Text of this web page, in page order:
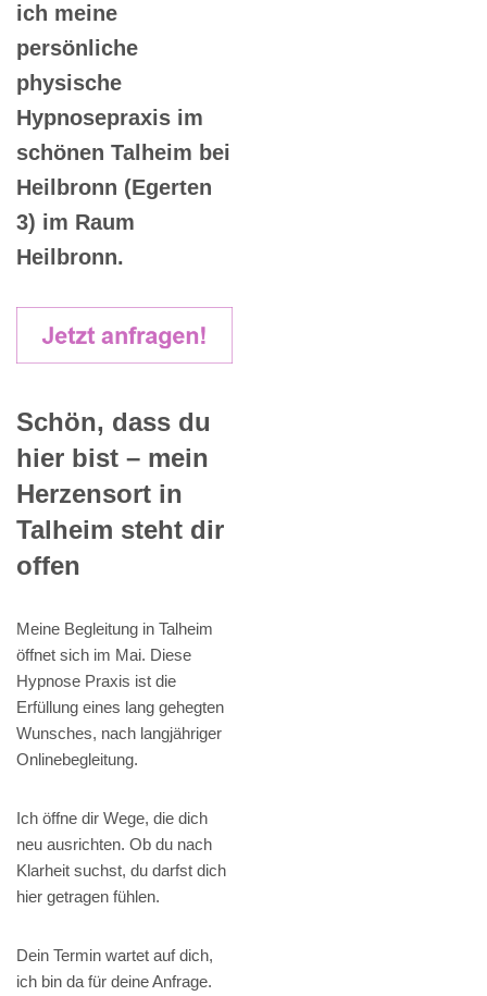
ich meine
persönliche
physische
Hypnosepraxis im
schönen Talheim bei
Heilbronn (Egerten
3) im Raum
Heilbronn.
Schön, dass du
hier bist – mein
Herzensort in
Talheim steht dir
offen
Meine Begleitung in Talheim
öffnet sich im Mai. Diese
Hypnose Praxis ist die
Erfüllung eines lang gehegten
Wunsches, nach langjähriger
Onlinebegleitung.
Ich öffne dir Wege, die dich
neu ausrichten. Ob du nach
Klarheit suchst, du darfst dich
hier getragen fühlen.
Dein Termin wartet auf dich,
ich bin da für deine Anfrage.